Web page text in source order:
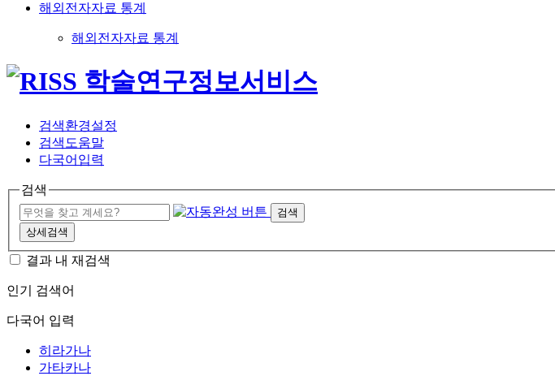
해외전자자료 통계
해외전자자료 통계
검색환경설정
검색도움말
다국어입력
검색
검색
상세검색
결과 내 재검색
인기 검색어
다국어 입력
히라가나
가타카나